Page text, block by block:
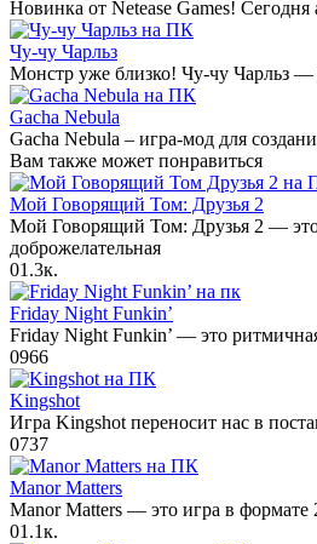
Новинка от Netease Games!
Чу-чу Чарльз
Монстр уже близко! Чу-чу Чарльз
Gacha Nebula
Gacha Nebula – игра-мод для
Вам также может понравиться
Мой Говорящий Том: Друзья 2
Мой Говорящий Том: Друзья 2 — это
доброжелательная
01.3к.
Friday Night Funkin’
Friday Night Funkin’ — это
0966
Kingshot
Игра Kingshot переносит нас в
0737
Manor Matters
Manor Matters — это игра в формате
01.1к.